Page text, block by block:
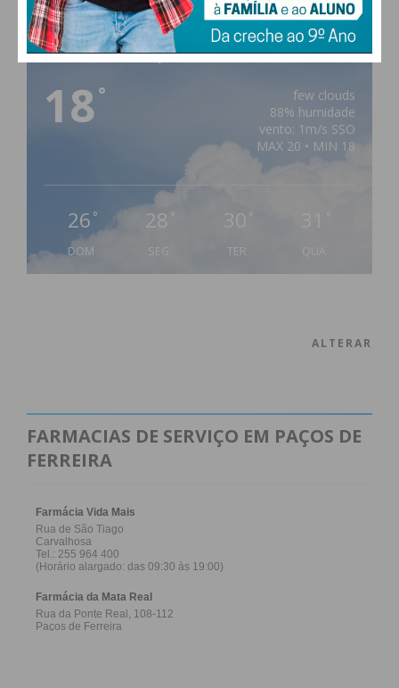
PAÇOS DE FERREIRA
18°
few clouds
88% humidade
vento: 1m/s SSO
MAX 20 • MIN 18
26 °
DOM
28 °
SEG
30 °
TER
ALTERAR
FARMACIAS DE SERVIÇO EM PAÇOS DE
FERREIRA